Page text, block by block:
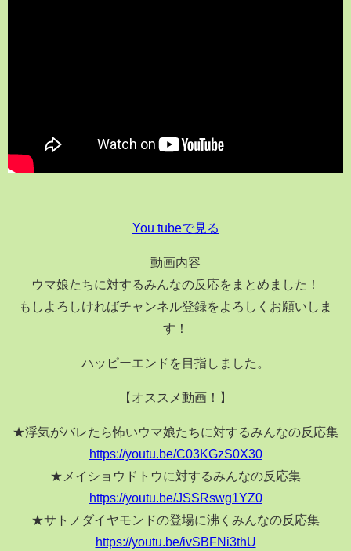
You tubeで見る
動画内容
ウマ娘たちに対するみんなの反応をまとめました！
もしよろしければチャンネル登録をよろしくお願いしま
す！
ハッピーエンドを目指しました。
【オススメ動画！】
★浮気がバレたら怖いウマ娘たちに対するみんなの反応集
https://youtu.be/C03KGzS0X30
★メイショウドトウに対するみんなの反応集
https://youtu.be/JSSRswg1YZ0
★サトノダイヤモンドの登場に沸くみんなの反応集
https://youtu.be/ivSBFNi3thU